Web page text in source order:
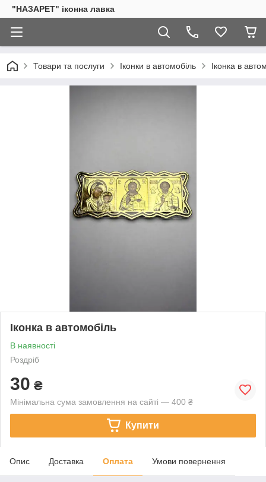
"НАЗАРЕТ" іконна лавка
Товари та послуги Іконки в автомобіль Іконка в
Іконка в автомобіль
В наявності
Роздріб
30 ₴
Мінімальна сума замовлення на сайті — 400 ₴
Купити
Опис Доставка Оплата Умови повернення